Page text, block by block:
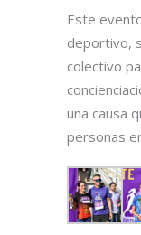
Este
deportivo,
colectivo
una causa
personas